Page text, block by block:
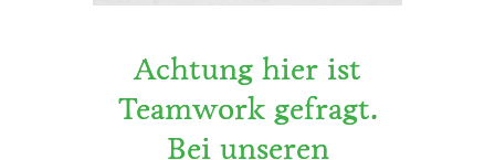
Achtung hier ist
Teamwork gefragt.
Bei unseren